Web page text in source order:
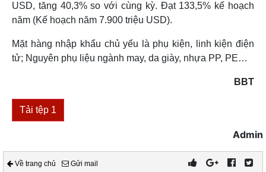
USD, tăng 40,3% so với cùng kỳ. Đạt 133,5% kế hoạch
năm (Kế hoạch năm 7.900 triệu USD).
Mặt hàng nhập khẩu chủ yếu là phụ kiện, linh kiện điện
tử; Nguyên phụ liệu ngành may, da giày, nhựa PP, PE…
BBT
Tải tệp 1
Admin
Về trang chủ Gửi mail